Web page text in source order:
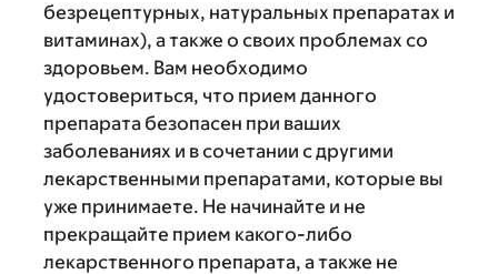
безрецептурных, натуральных препаратах и
витаминах), а также о своих проблемах со
здоровьем. Вам необходимо
удостовериться, что прием данного
препарата безопасен при ваших
заболеваниях и в сочетании с другими
лекарственными препаратами, которые вы
уже принимаете. Не начинайте и не
прекращайте прием какого-либо
лекарственного препарата, а также не